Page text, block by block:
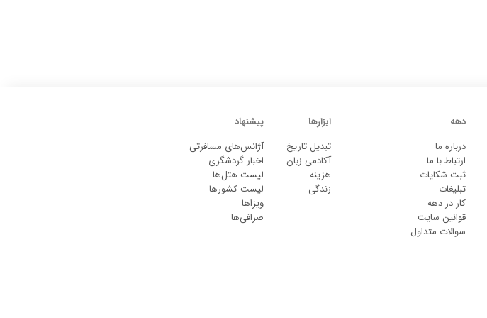
دهه
درباره ما
ارتباط با ما
ثبت شکایات
تبلیغات
کار در دهه
قوانین سایت
سوالات متداول
ابزارها
تبدیل تاریخ
آکادمی زبان
هزینه
زندگی
پیشنهاد
آژانس‌های مسافرتی
اخبار گردشگری
لیست هتل‌ها
لیست کشورها
ویزاها
صرافی‌ها